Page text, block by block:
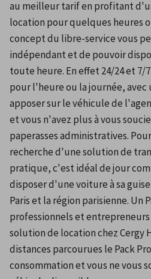
au meilleur tarif en profitant
location pour quelques heures
concept du libre-service vous
indépendant et de pouvoir
toute heure. En effet 24/24 et
pour l'heure ou la journée, avec
apposer sur le véhicule de
et vous n'avez plus à vous
paperasses administratives.
recherche d'une solution de
pratique, c'est idéal de jour
disposer d'une voiture à sa
Paris et la région parisienne. Un
professionnels et
solution de location chez Cergy
distances parcourues le Pack
consommation et vous ne vous